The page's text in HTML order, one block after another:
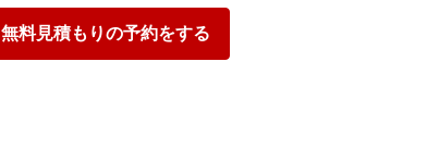
無料見積もりの予約をする